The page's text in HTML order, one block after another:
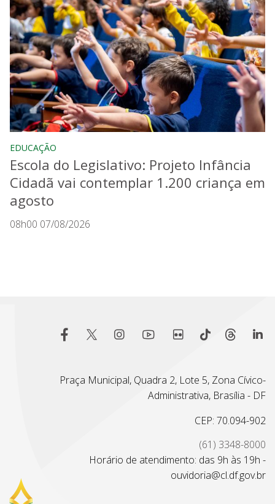
EDUCAÇÃO
Escola do Legislativo: Projeto Infância
Cidadã vai contemplar 1.200 criança em
agosto
08h00 07/08/2026
Praça Municipal, Quadra 2, Lote 5, Zona Cívico-
Administrativa, Brasília - DF
CEP: 70.094-902
(61) 3348-8000
Horário de atendimento: das 9h às 19h -
ouvidoria@cl.df.gov.br